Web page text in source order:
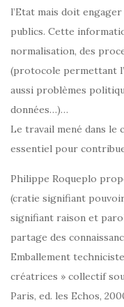
l’Etat mais doit
publics. Cette
normalisation, des
(protocole permettant
aussi problèmes
données…)…
Le travail mené dans le
essentiel pour
Philippe Roqueplo
(cratie signifiant
signifiant raison et
partage des
Emballement
créatrices » collectif
Paris, ed. les Echos,